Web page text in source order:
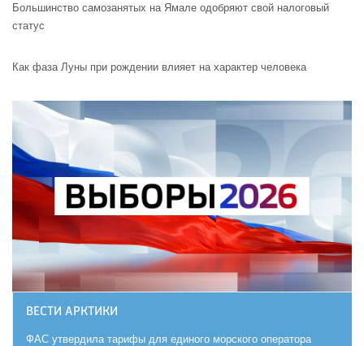
Большинство самозанятых на Ямале одобряют свой налоговый
статус
Как фаза Луны при рождении влияет на характер человека
ВЕСТИ АРКТИКИ
ФАС утвердила тарифы для единого морского оператора